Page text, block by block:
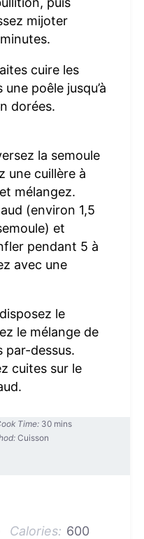
mijoter
cuire les
poêle jusqu’à
dorées.
la semoule
une cuillère à
mélangez.
(environ 1,5
et
pendant 5 à
avec une
le
le mélange de
par-dessus.
cuites sur le
Time: 30 mins
Cuisson
Calories: 600